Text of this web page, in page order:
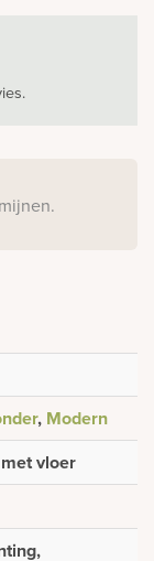
, Modern
vloer